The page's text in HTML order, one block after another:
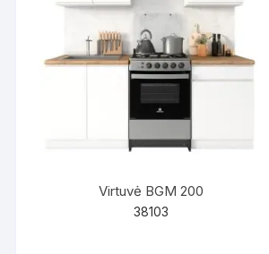
Virtuvė BGM 200
38103